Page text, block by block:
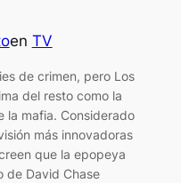
en TV
de crimen, pero Los
del resto como la
la mafia. Considerado
más innovadoras
que la epopeya
de David Chase